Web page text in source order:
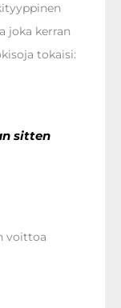
joka kerran
tokaisi:
sitten
voittoa